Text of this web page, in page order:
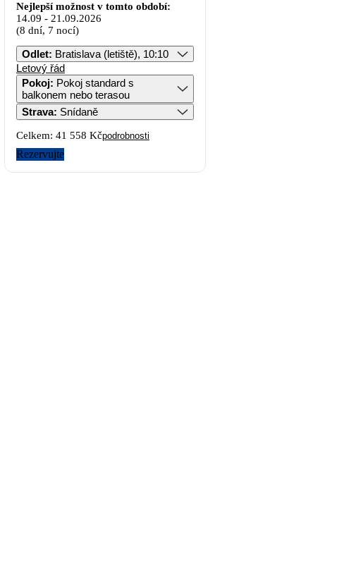
Nejlepší možnost v tomto období:
14.09 - 21.09.2026
(8 dní, 7 nocí)
Odlet: Bratislava (letiště), 10:10
Letový řád
Pokoj: Pokoj standard s
balkonem nebo terasou
Strava: Snídaně
Celkem: 41 558 Kčpodrobnosti
Rezervujte